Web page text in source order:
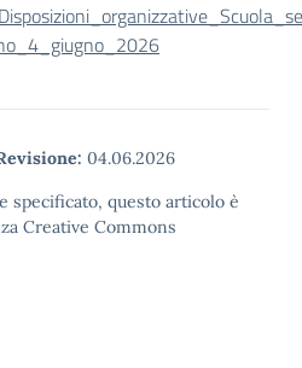
04.06.2026
specificato, questo articolo è
Creative Commons